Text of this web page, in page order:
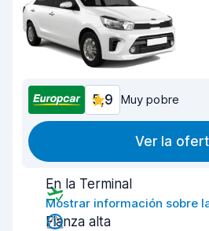
5,9 Muy pobre
Ver la
En la Terminal
Mostrar información sobre
Fianza alta